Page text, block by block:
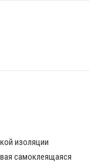
изоляции
самоклеящаяся